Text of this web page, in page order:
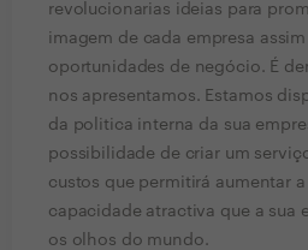
revolucionarias ideias para
imagem de cada empresa
oportunidades de negócio. É
nos apresentamos. Estamos
da politica interna da sua
possibilidade de criar um
custos que permitirá aumentar
capacidade atractiva que a sua
os olhos do mundo.